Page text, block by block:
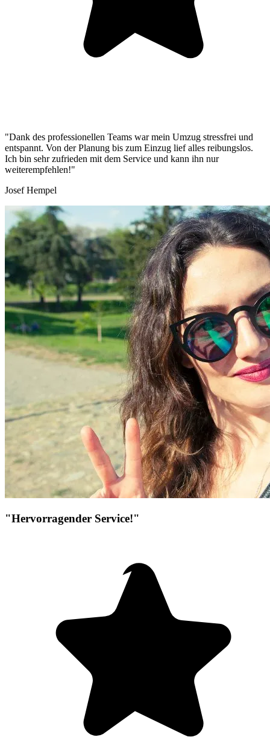
"Dank des professionellen Teams war mein Umzug stressfrei und
entspannt. Von der Planung bis zum Einzug lief alles reibungslos.
Ich bin sehr zufrieden mit dem Service und kann ihn nur
weiterempfehlen!"
Josef Hempel
"Hervorragender Service!"